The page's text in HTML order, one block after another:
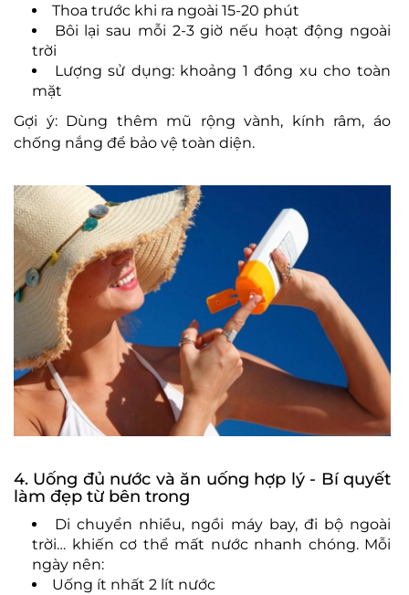
Thoa trước khi ra ngoài 15-20 phút
Bôi lại sau mỗi 2-3 giờ nếu hoạt động ngoài
trời
Lượng sử dụng: khoảng 1 đồng xu cho toàn
mặt
Gợi ý: Dùng thêm mũ rộng vành, kính râm, áo
chống nắng để bảo vệ toàn diện.
4. Uống đủ nước và ăn uống hợp lý - Bí quyết
làm đẹp từ bên trong
Di chuyển nhiều, ngồi máy bay, đi bộ ngoài
trời… khiến cơ thể mất nước nhanh chóng. Mỗi
ngày nên:
Uống ít nhất 2 lít nước